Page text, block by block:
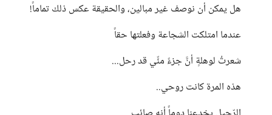
هل يمكن أن نوصف غير مبالين، والحقيقة عكس ذلك تماماً!
عندما امتلكت الشجاعة وفعلتها حقاً
شعرتُ لوهلةٍ أنَّ جزءً منِّي قد رحل...
هذه المرة كانت روحي..